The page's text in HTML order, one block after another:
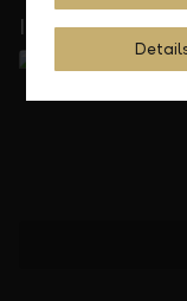
In Ihrer Nähe